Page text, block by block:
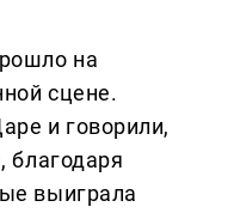
на
сцене.
и говорили,
благодаря
выиграла